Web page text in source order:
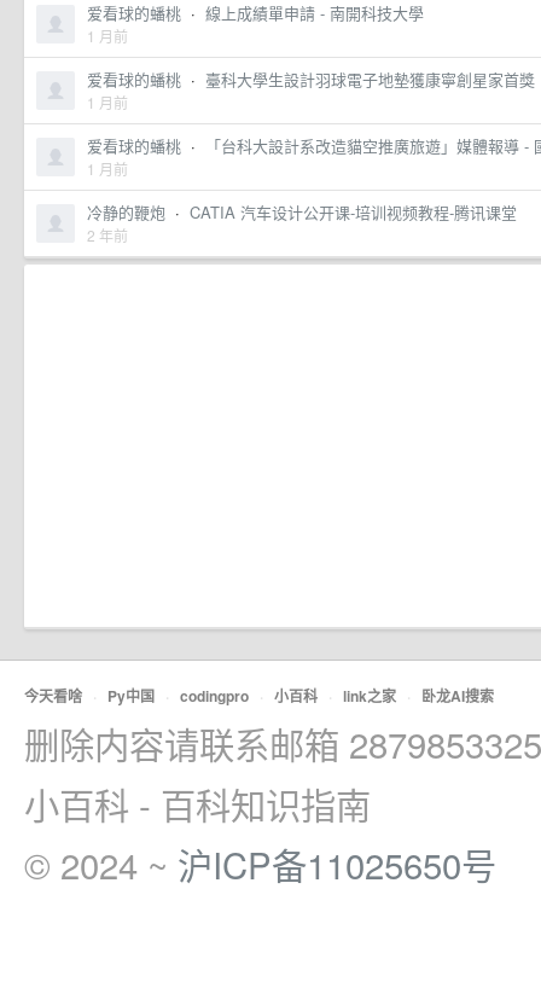
爱看球的蟠桃 · 線上成績單申請 - 南開科技大學
1 月前
爱看球的蟠桃 · 臺科大學生設計羽球電子地墊獲康寧創星家首獎
1 月前
爱看球的蟠桃 · 「台科大設計系改造貓空推廣旅遊」媒體報導 -
1 月前
冷静的鞭炮 · CATIA 汽车设计公开课-培训视频教程-腾讯课堂
2 年前
今天看啥 · Py中国 · codingpro · 小百科 · link之家 · 卧龙AI搜索
删除内容请联系邮箱
小百科 - 百科知识指南
© 2024 ~ 沪ICP备11025650号